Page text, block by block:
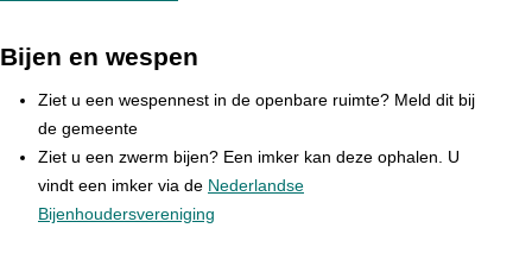
Bijen en wespen
Ziet u een wespennest in de openbare ruimte? Meld dit bij
de gemeente
Ziet u een zwerm bijen? Een imker kan deze ophalen. U
vindt een imker via de Nederlandse
Bijenhoudersvereniging